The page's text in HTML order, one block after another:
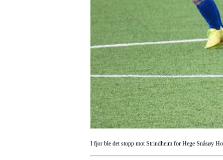
I fjor ble det stopp mot Strindheim for Hege Snåsøy